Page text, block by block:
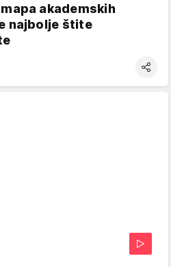
akademskih
najbolje štite